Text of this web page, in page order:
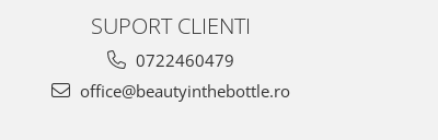
SUPORT CLIENTI
0722460479
office@beautyinthebottle.ro